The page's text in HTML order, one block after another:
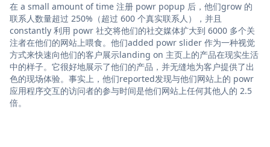
在 a small amount of time 注册 powr popup 后，他们grow 的
联系人数量超过 250%（超过 600 个真实联系人），并且
constantly 利用 powr 社交将他们的社交媒体扩大到 6000 多个关
注者在他们的网站上喂食。他们added powr slider 作为一种视觉
方式来快速向他们的客户展示landing on 主页上的产品在现实生活
中的样子。它很好地展示了他们的产品，并无缝地为客户提供了出
色的现场体验。事实上，他们reported发现与他们网站上的 powr
应用程序交互的访问者的参与时间是他们网站上任何其他人的 2.5
倍。